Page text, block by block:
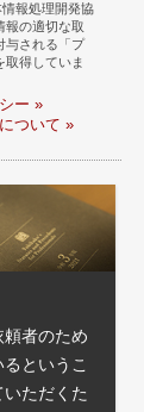
報処理開発協
報の適切な取
与される「プ
取得していま
ー »
ついて »
者のため
というこ
ただくた